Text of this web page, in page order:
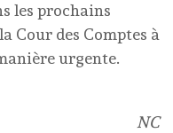
les prochains
Cour des Comptes à
urgente.
NC